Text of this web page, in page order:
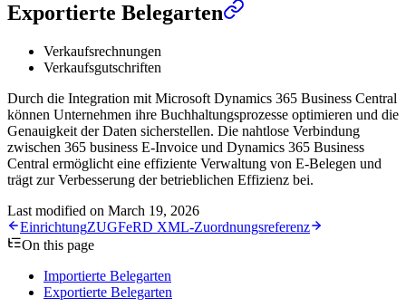
Exportierte Belegarten
Verkaufsrechnungen
Verkaufsgutschriften
Durch die Integration mit Microsoft Dynamics 365 Business Central
können Unternehmen ihre Buchhaltungsprozesse optimieren und die
Genauigkeit der Daten sicherstellen. Die nahtlose Verbindung
zwischen 365 business E-Invoice und Dynamics 365 Business
Central ermöglicht eine effiziente Verwaltung von E-Belegen und
trägt zur Verbesserung der betrieblichen Effizienz bei.
Last modified on March 19, 2026
EinrichtungZUGFeRD XML-Zuordnungsreferenz
On this page
Importierte Belegarten
Exportierte Belegarten